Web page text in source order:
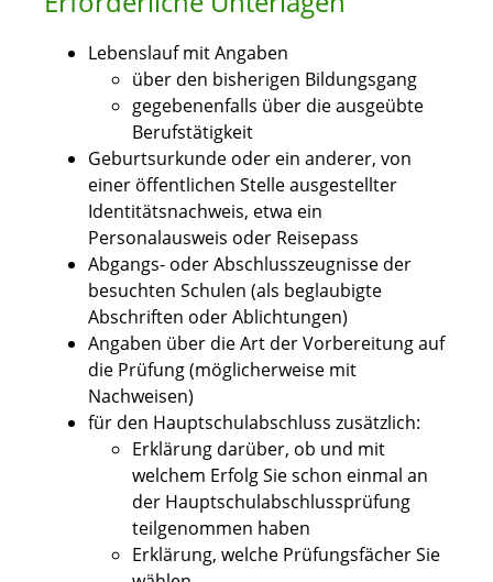
Lebenslauf mit Angaben
über den bisherigen Bildungsgang
gegebenenfalls über die ausgeübte
Berufstätigkeit
Geburtsurkunde oder ein anderer, von
einer öffentlichen Stelle ausgestellter
Identitätsnachweis, etwa ein
Personalausweis oder Reisepass
Abgangs- oder Abschlusszeugnisse der
besuchten Schulen (als beglaubigte
Abschriften oder Ablichtungen)
Angaben über die Art der Vorbereitung auf
die Prüfung (möglicherweise mit
Nachweisen)
für den Hauptschulabschluss zusätzlich:
Erklärung darüber, ob und mit
welchem Erfolg Sie schon einmal an
der Hauptschulabschlussprüfung
teilgenommen haben
Erklärung, welche Prüfungsfächer Sie